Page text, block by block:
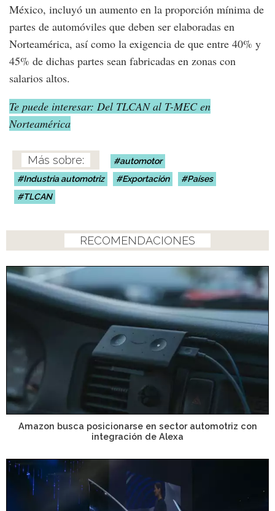
México, incluyó un aumento en la proporción mínima de
partes de automóviles que deben ser elaboradas en
Norteamérica, así como la exigencia de que entre 40% y
45% de dichas partes sean fabricadas en zonas con
salarios altos.
Te puede interesar: Del TLCAN al T-MEC en
Norteamérica
automotor
Industria automotriz
Exportación
Países
TLCAN
RECOMENDACIONES
Amazon busca posicionarse en sector automotriz con
integración de Alexa